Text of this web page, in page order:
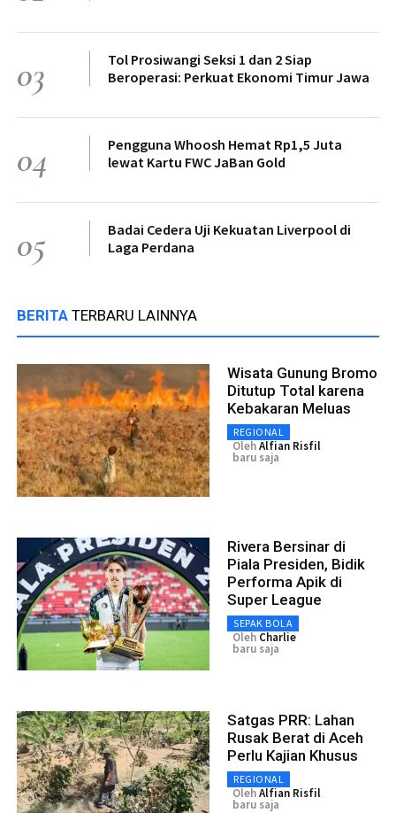
03
Tol Prosiwangi Seksi 1 dan 2 Siap
Beroperasi: Perkuat Ekonomi Timur Jawa
04
Pengguna Whoosh Hemat Rp1,5 Juta
lewat Kartu FWC JaBan Gold
05
Badai Cedera Uji Kekuatan Liverpool di
Laga Perdana
BERITA TERBARU LAINNYA
Wisata Gunung Bromo
Ditutup Total karena
Kebakaran Meluas
REGIONAL
OlehAlfian Risfil
baru saja
Rivera Bersinar di
Piala Presiden, Bidik
Performa Apik di
Super League
SEPAK BOLA
Oleh Charlie
baru saja
Satgas PRR: Lahan
Rusak Berat di Aceh
Perlu Kajian Khusus
REGIONAL
OlehAlfian Risfil
baru saja